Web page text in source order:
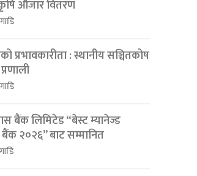
औजार वितरण
प्रभावकारीता : स्थानीय सञ्चितकोष
बैंक लिमिटेड “बेस्ट म्यानेज्ड
२०२६” बाट सम्मानित